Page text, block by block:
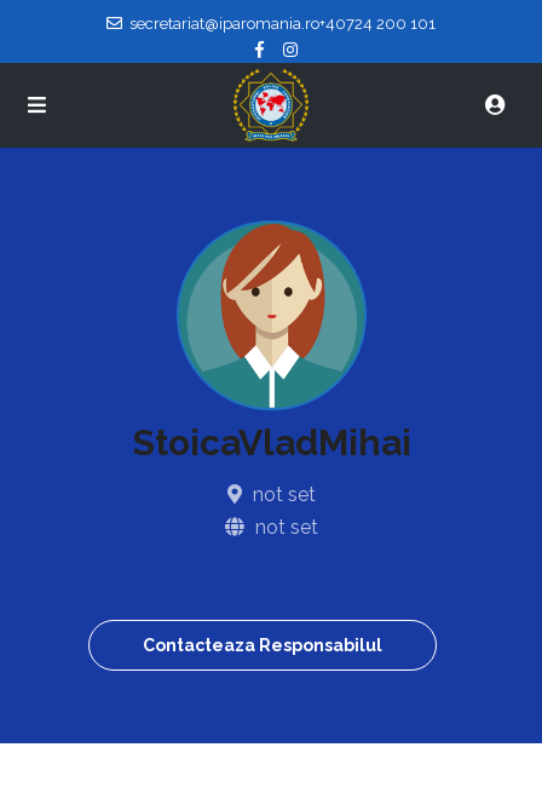
secretariat@iparomania.ro+40724 200 101
StoicaVladMihai
not set
not set
Contacteaza Responsabilul